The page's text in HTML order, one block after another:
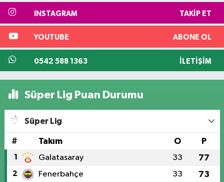
INSTAGRAM TAKIP ET
YOUTUBE ABONE OL
0542 588 1363 İLETIŞIM
Süper Lig Puan Durumu
Süper Lig
# Takım O P
1 Galatasaray 33 77
2 Fenerbahçe 33 73